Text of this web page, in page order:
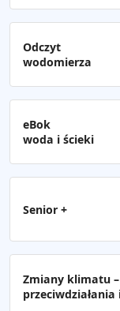
Odczyt
wodomierza
eBok
woda i ścieki
Senior +
Zmiany klimatu